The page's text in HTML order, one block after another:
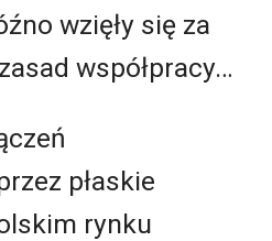
wzięły się za
współpracy…
płaskie
rynku